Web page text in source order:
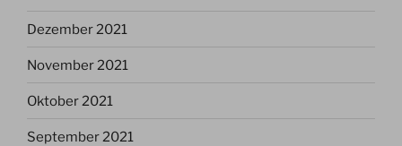
Dezember 2021
November 2021
Oktober 2021
September 2021